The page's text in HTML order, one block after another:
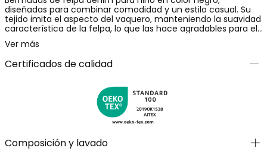
diseñadas para combinar comodidad y un estilo casual. Su
tejido imita el aspecto del vaquero, manteniendo la suavidad
característica de la felpa, lo que las hace agradables para el
uso diario. Están confeccionadas con una mezcla de 78%
algodón, 15% poliéster y 7% elastano, que aporta flexibilidad,
resistencia y libertad de movimiento. Una prenda práctica y
versátil, ideal para los días más cálidos.
Ver más
Certificados de calidad
Composición y lavado